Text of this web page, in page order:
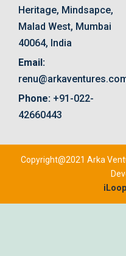
Heritage, Mindsapce,
Malad West, Mumbai
40064, India
Email:
Phone: +91-022-
42660443
Copyright@2021 Arka